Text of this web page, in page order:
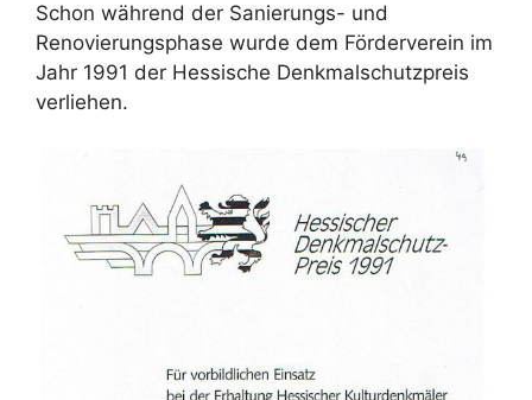
Schon während der Sanierungs- und
Renovierungsphase wurde dem Förderverein im
Jahr 1991 der Hessische Denkmalschutzpreis
verliehen.